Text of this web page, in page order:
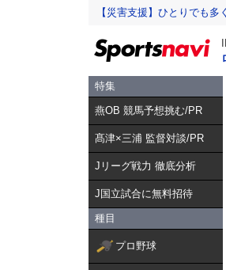
【災害支援】ひとりでも
特集
燕OB 競馬予想挑む/PR
髙津×三浦 監督対談/PR
Jリーグ戦力 徹底分析
J国立試合に無料招待
種目
プロ野球